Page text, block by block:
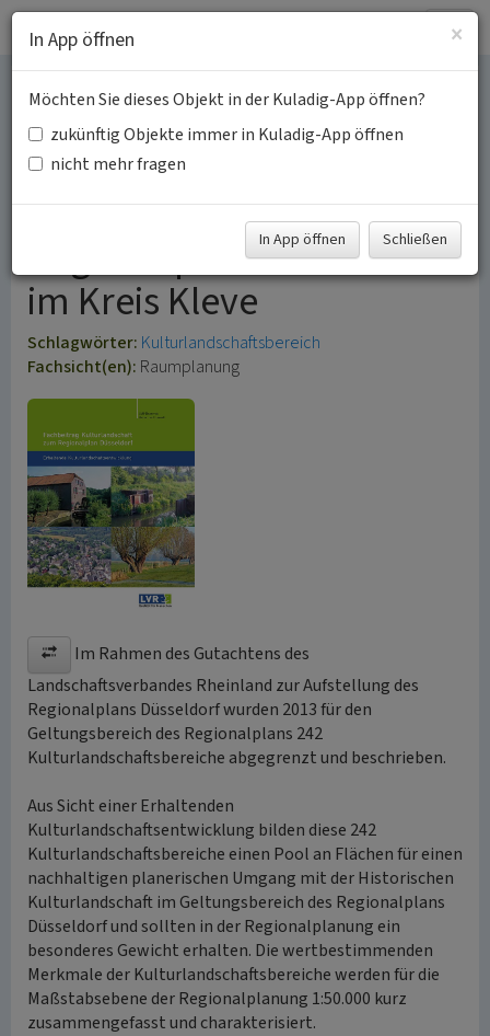
Kulturlandschaftsbereiche
(KLBs) im
Geltungsbereich des
Regionalplans Düsseldorf
im Kreis Kleve
Schlagwörter: Kulturlandschaftsbereich
Fachsicht(en): Raumplanung
Im Rahmen des Gutachtens des
Landschaftsverbandes Rheinland zur Aufstellung des
Regionalplans Düsseldorf wurden 2013 für den
Geltungsbereich des Regionalplans 242
Kulturlandschaftsbereiche abgegrenzt und beschrieben.
Aus Sicht einer Erhaltenden
Kulturlandschaftsentwicklung bilden diese 242
Kulturlandschaftsbereiche einen Pool an Flächen für einen
nachhaltigen planerischen Umgang mit der Historischen
Kulturlandschaft im Geltungsbereich des Regionalplans
Düsseldorf und sollten in der Regionalplanung ein
besonderes Gewicht erhalten. Die wertbestimmenden
Merkmale der Kulturlandschaftsbereiche werden für die
Maßstabsebene der Regionalplanung 1:50.000 kurz
zusammengefasst und charakterisiert.
×
In App öffnen
Möchten Sie dieses Objekt in der Kuladig-App öffnen?
zukünftig Objekte immer in Kuladig-App öffnen
nicht mehr fragen
In App öffnen Schließen